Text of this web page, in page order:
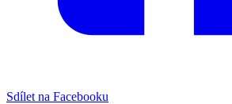
Sdílet na Facebooku